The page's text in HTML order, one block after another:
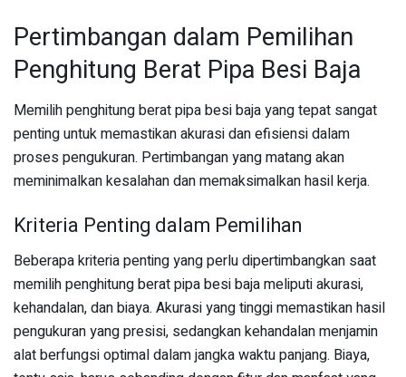
Pertimbangan dalam Pemilihan
Penghitung Berat Pipa Besi Baja
Memilih penghitung berat pipa besi baja yang tepat sangat
penting untuk memastikan akurasi dan efisiensi dalam
proses pengukuran. Pertimbangan yang matang akan
meminimalkan kesalahan dan memaksimalkan hasil kerja.
Kriteria Penting dalam Pemilihan
Beberapa kriteria penting yang perlu dipertimbangkan saat
memilih penghitung berat pipa besi baja meliputi akurasi,
kehandalan, dan biaya. Akurasi yang tinggi memastikan hasil
pengukuran yang presisi, sedangkan kehandalan menjamin
alat berfungsi optimal dalam jangka waktu panjang. Biaya,